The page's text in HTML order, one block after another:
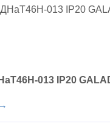
013 IP20